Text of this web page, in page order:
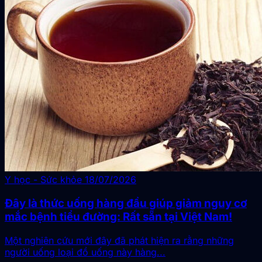
Y học - Sức khỏe 18/07/2026
Đây là thức uống hàng đầu giúp giảm nguy cơ
mắc bệnh tiểu đường: Rất sẵn tại Việt Nam!
người uống loại đồ uống này hàng...